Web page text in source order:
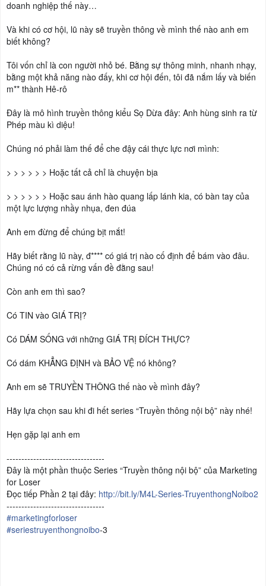
doanh nghiệp thế này…
Và khi có cơ hội, lũ này sẽ truyền thông về mình thế nào anh em
biết không?
Tôi vốn chỉ là con người nhỏ bé. Bằng sự thông minh, nhanh nhạy,
bằng một khả năng nào đấy, khi cơ hội đến, tôi đã nắm lấy và biến
m** thành Hê-rô
Đây là mô hình truyền thông kiểu Sọ Dừa đây: Anh hùng sinh ra từ
Phép màu kì diệu!
Chúng nó phải làm thế để che đậy cái thực lực nơi mình:
> > > > > > Hoặc tất cả chỉ là chuyện bịa
> > > > > > Hoặc sau ánh hào quang lấp lánh kia, có bàn tay của
một lực lượng nhầy nhụa, đen đúa
Anh em đừng để chúng bịt mắt!
Hãy biết rằng lũ này, đ**** có giá trị nào cố định để bám vào đâu.
Chúng nó có cả rừng vấn đề đằng sau!
Còn anh em thì sao?
Có TIN vào GIÁ TRỊ?
Có DÁM SỐNG với những GIÁ TRỊ ĐÍCH THỰC?
Có dám KHẲNG ĐỊNH và BẢO VỆ nó không?
Anh em sẽ TRUYỀN THÔNG thế nào về mình đây?
Hãy lựa chọn sau khi đi hết series “Truyền thông nội bộ” này nhé!
Hẹn gặp lại anh em
---------------------------------
Đây là một phần thuộc Series “Truyền thông nội bộ” của Marketing
for Loser
Đọc tiếp Phần 2 tại đây: http://bit.ly/M4L-Series-TruyenthongNoibo2
---------------------------------
#marketingforloser
#seriestruyenthongnoibo-3